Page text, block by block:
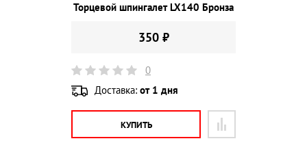
Торцевой шпингалет LX140 Бронза
350 ₽
0
Доставка: от 1 дня
КУПИТЬ